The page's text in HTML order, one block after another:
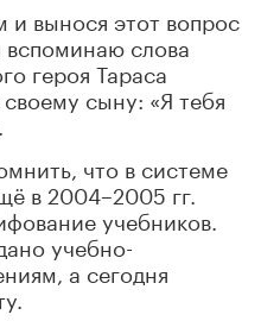
и вынося этот вопрос
слова
героя Тараса
сыну: «Я тебя
что в системе
в 2004–2005 гг.
учебников.
учебно-
а сегодня